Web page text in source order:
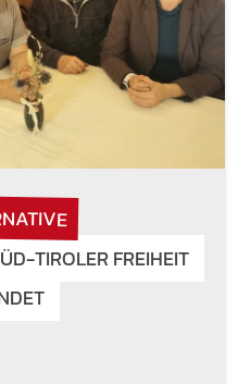
TIROLER FREIHEIT